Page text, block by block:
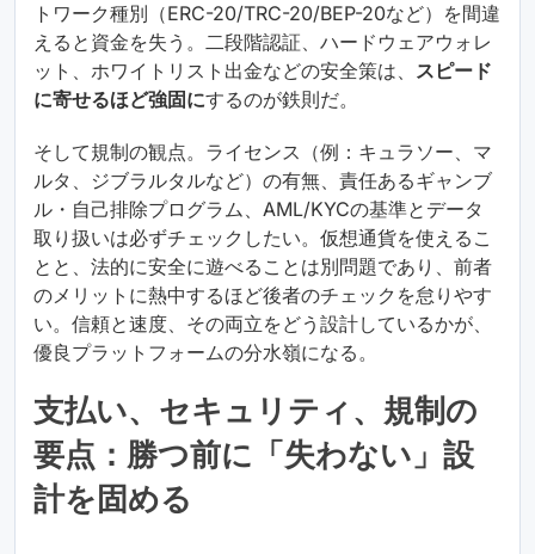
トワーク種別（ERC-20/TRC-20/BEP-20など）を間違
えると資金を失う。二段階認証、ハードウェアウォレ
ット、ホワイトリスト出金などの安全策は、 スピード
に寄せるほど強固にするのが鉄則だ。
そして規制の観点。ライセンス（例：キュラソー、マ
ルタ、ジブラルタルなど）の有無、責任あるギャンブ
ル・自己排除プログラム、AML/KYCの基準とデータ
取り扱いは必ずチェックしたい。仮想通貨を使えるこ
とと、法的に安全に遊べることは別問題であり、前者
のメリットに熱中するほど後者のチェックを怠りやす
い。信頼と速度、その両立をどう設計しているかが、
優良プラットフォームの分水嶺になる。
支払い、セキュリティ、規制の
要点：勝つ前に「失わない」設
計を固める